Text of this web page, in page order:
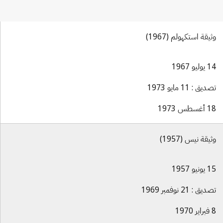
وثيقة استكهولم (1967)
14 يوليو 1967
تصديق : 11 مايو 1973
18 أغسطس 1973
وثيقة نيس (1957)
15 يونيو 1957
تصديق : 21 نوفمبر 1969
8 فبراير 1970